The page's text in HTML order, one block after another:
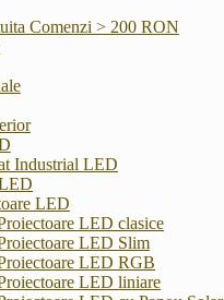
Comenzi > 200 RON
Industrial LED
LED
LED clasice
LED Slim
LED RGB
LED liniare